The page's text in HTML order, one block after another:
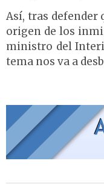
Así, tras defender
origen de los
ministro del
tema nos va a